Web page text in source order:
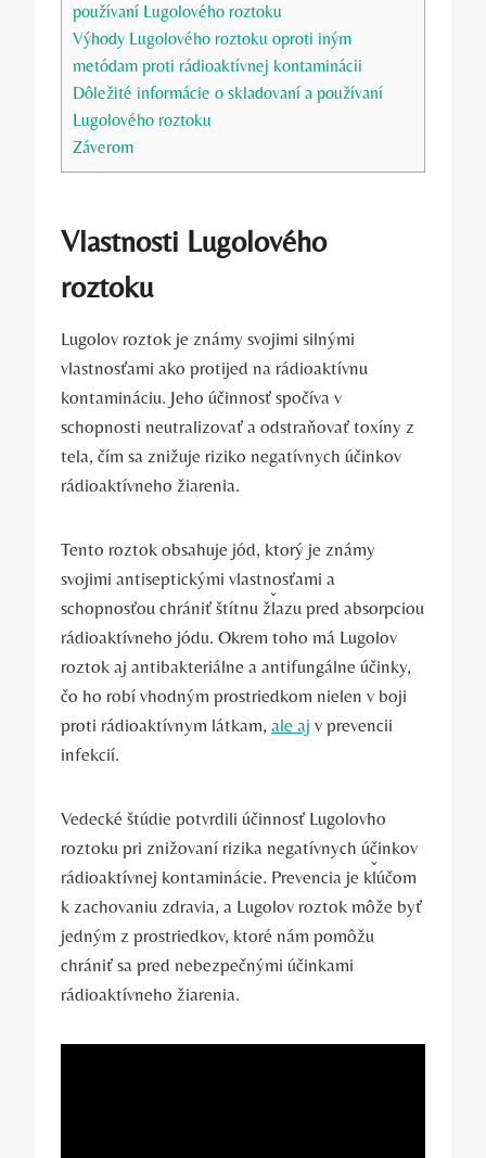
používaní⁤ Lugolového roztoku
Výhody⁣ Lugolového ⁢roztoku oproti iným
metódam proti rádioaktívnej kontaminácii
Dôležité informácie⁢ o skladovaní a používaní
Lugolového roztoku
Záverom
Vlastnosti Lugolového
roztoku
Lugolov roztok je známy svojimi silnými⁤
vlastnosťami ako protijed na rádioaktívnu
kontamináciu. Jeho⁤ účinnosť spočíva v
schopnosti neutralizovať a odstraňovať toxíny z
⁤tela, čím sa ​znižuje ​riziko negatívnych účinkov
rádioaktívneho žiarenia.
Tento ⁣roztok obsahuje jód, ktorý je ‍známy⁤
svojimi antiseptickými⁣ vlastnosťami a
schopnosťou chrániť štítnu žľazu ⁤pred⁤ absorpciou
rádioaktívneho jódu. ‍Okrem ⁣toho ⁤má Lugolov
roztok aj antibakteriálne a antifungálne účinky,
čo ho robí vhodným prostriedkom nielen v boji
proti rádioaktívnym látkam, ale aj v ​prevencii
infekcií.
Vedecké štúdie⁢ potvrdili účinnosť Lugolovho
roztoku pri znižovaní rizika ⁣negatívnych účinkov
rádioaktívnej kontaminácie. ⁣Prevencia ‍je kľúčom
k zachovaniu zdravia, a Lugolov ⁣roztok môže byť
⁢jedným⁢ z ⁢prostriedkov, ktoré nám pomôžu⁤
chrániť​ sa pred ⁢nebezpečnými ⁤účinkami‌
rádioaktívneho žiarenia.